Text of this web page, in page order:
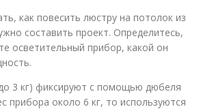
как повесить люстру на потолок из
составить проект. Определитесь,
осветительный прибор, какой он
3 кг) фиксируют с помощью дюбеля
прибора около 6 кг, то используются